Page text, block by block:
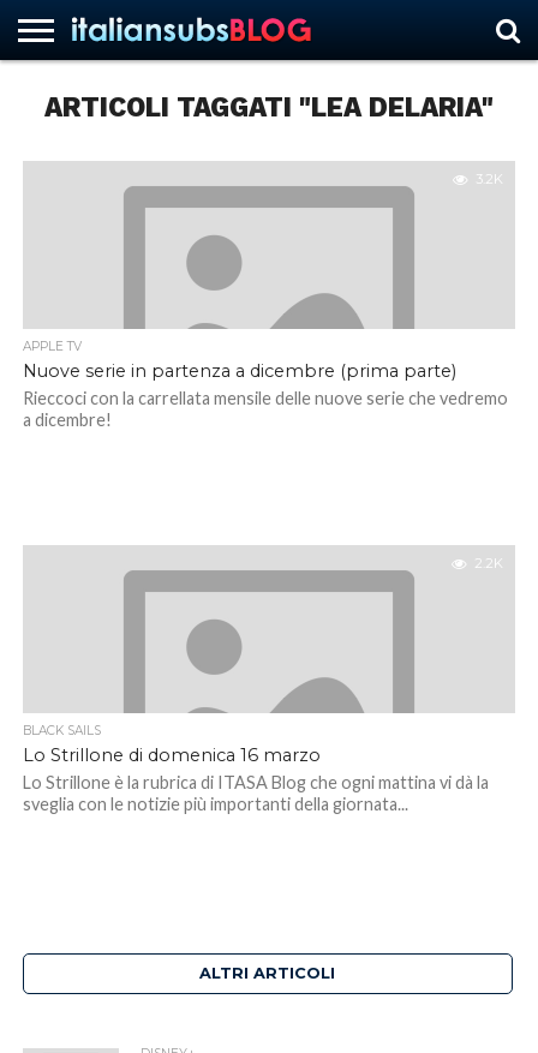
NEWS
ASCOLTI
RECENSIONI
INTERVISTE
CURIOSITÀ
CHI
CONTATTACI
FORUM
ITALIANSUBS
ARTICOLI TAGGATI "LEA DELARIA"
3.2K
APPLE TV
Nuove serie in partenza a dicembre (prima parte)
Rieccoci con la carrellata mensile delle nuove serie che vedremo
a dicembre!
2.2K
BLACK SAILS
Lo Strillone di domenica 16 marzo
Lo Strillone è la rubrica di ITASA Blog che ogni mattina vi dà la
sveglia con le notizie più importanti della giornata...
ALTRI ARTICOLI